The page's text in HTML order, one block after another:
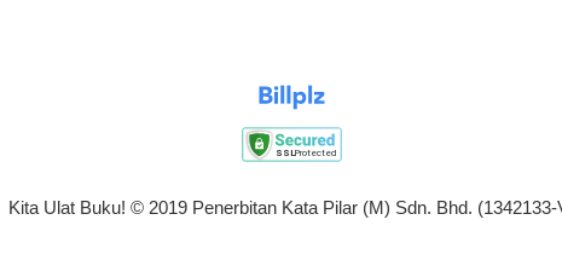
Kita Ulat Buku! © 2019 Penerbitan Kata Pilar (M) Sdn. Bhd. (1342133-